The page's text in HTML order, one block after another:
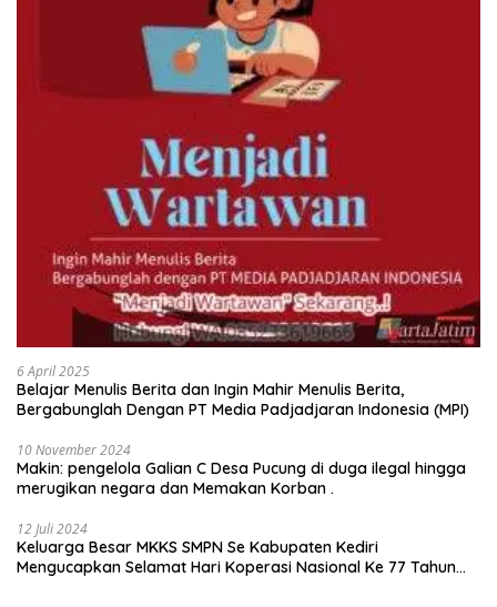
6 April 2025
Belajar Menulis Berita dan Ingin Mahir Menulis Berita,
Bergabunglah Dengan PT Media Padjadjaran Indonesia (MPI)
10 November 2024
Makin: pengelola Galian C Desa Pucung di duga ilegal hingga
merugikan negara dan Memakan Korban .
12 Juli 2024
Keluarga Besar MKKS SMPN Se Kabupaten Kediri
Mengucapkan Selamat Hari Koperasi Nasional Ke 77 Tahun